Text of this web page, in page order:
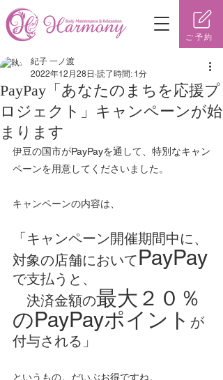
ご予約
PayPay「あなたのまちを応援プ
ロジェクト」キャンペーンが始
まります
紀子 一ノ渡
2022年12月28日 読了時間: 1分
伊豆の国市がPayPayを通して、特別なキャン
ペーンを用意してくださいました。
キャンペーンの内容は、
「キャンペーン開催期間中に、
対象の店舗においてPayPay
で支払うと、
決済金額の最大２０％
のPayPayポイント が
付与される」
というもの。だいぶお得ですね。